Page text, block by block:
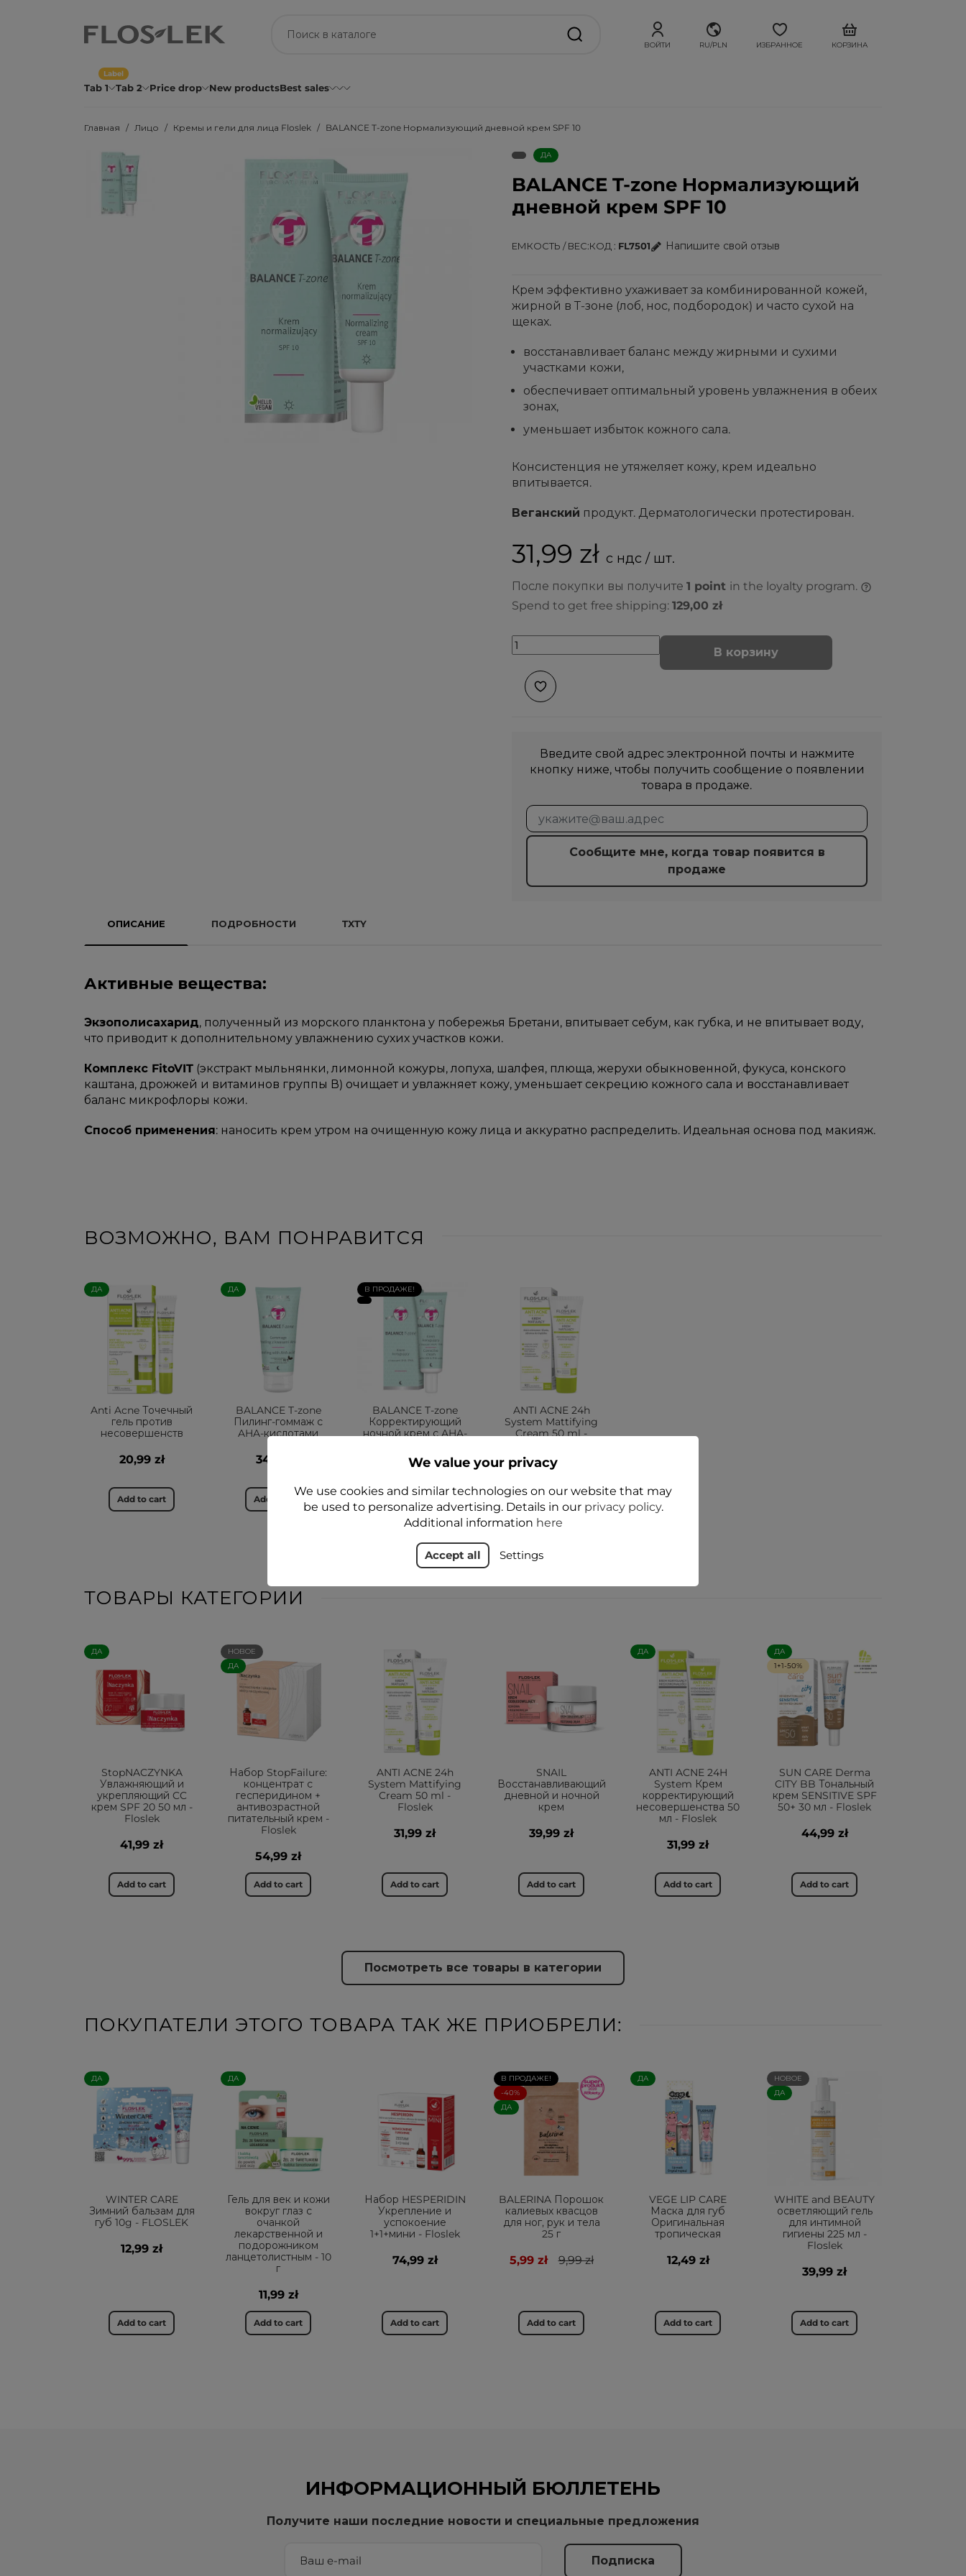
ВОЙТИ RU/PLN ИЗБРАННОЕ КОРЗИНА
Tab 1 Tab 2
Label
Price drop New productsBest sales
Главная Лицо Кремы и гели для лица Floslek BALANCE T-zone Нормализующий дневной крем SPF 10
ДА
BALANCE T-zone Нормализующий
дневной крем SPF 10
ЕМКОСТЬ / ВЕС КОД FL7501 Напишите свой отзыв
Крем эффективно ухаживает за комбинированной кожей,
жирной в Т-зоне (лоб, нос, подбородок) и часто сухой на
щеках.
восстанавливает баланс между жирными и сухими
участками кожи,
обеспечивает оптимальный уровень увлажнения в обеих
зонах,
уменьшает избыток кожного сала.
Консистенция не утяжеляет кожу, крем идеально
впитывается.
Веганский продукт. Дерматологически протестирован.
31,99 zł с ндс / шт.
После покупки вы получите 1 point in the loyalty program.
Spend to get free shipping: 129,00 zł
В корзину
Введите свой адрес электронной почты и нажмите
кнопку ниже, чтобы получить сообщение о появлении
товара в продаже.
Сообщите мне, когда товар появится в
продаже
ОПИСАНИЕ ПОДРОБНОСТИ TXTY
Активные вещества:
Экзополисахарид, полученный из морского планктона у побережья Бретани, впитывает себум, как губка, и не впитывает воду,
что приводит к дополнительному увлажнению сухих участков кожи.
Комплекс FitoVIT (экстракт мыльнянки, лимонной кожуры, лопуха, шалфея, плюща, жерухи обыкновенной, фукуса, конского
каштана, дрожжей и витаминов группы В) очищает и увлажняет кожу, уменьшает секрецию кожного сала и восстанавливает
баланс микрофлоры кожи.
Способ применения: наносить крем утром на очищенную кожу лица и аккуратно распределить. Идеальная основа под макияж.
ВОЗМОЖНО, ВАМ ПОНРАВИТСЯ
ДА
Anti Acne Точечный
гель против
несовершенств
20,99 zł
Add to cart
ДА
BALANCE T-zone
Пилинг-гоммаж с
AHA-кислотами
34,99 zł
Add to cart
В ПРОДАЖЕ!
BALANCE T-zone
Корректирующий
ночной крем с AHA-
31,99 zł
УВЕДОМИТЬ О
НАЛИЧИИ
ANTI ACNE 24h
System Mattifying
Cream 50 ml -
31,99 zł
ТОВАРЫ КАТЕГОРИИ
ДА
StopNACZYNKA
Увлажняющий и
укрепляющий CC
крем SPF 20 50 мл -
Floslek
41,99 zł
Add to cart
НОВОЕ
ДА
Набор StopFailure:
концентрат с
гесперидином +
антивозрастной
питательный крем -
Floslek
54,99 zł
Add to cart
ANTI ACNE 24h
System Mattifying
Cream 50 ml -
Floslek
31,99 zł
Add to cart
SNAIL
Восстанавливающий
дневной и ночной
крем
39,99 zł
Add to cart
ДА
ANTI ACNE 24H
System Крем
корректирующий
несовершенства 50
мл - Floslek
31,99 zł
Add to cart
ДА
1+1-50%
SUN CARE Derma
CITY BB Тональный
крем SENSITIVE SPF
50+ 30 мл - Floslek
44,99 zł
Add to cart
Посмотреть все товары в категории
ПОКУПАТЕЛИ ЭТОГО ТОВАРА ТАК ЖЕ ПРИОБРЕЛИ:
ДА
WINTER CARE
Зимний бальзам для
губ 10g - FLOSLEK
12,99 zł
Add to cart
ДА
Гель для век и кожи
вокруг глаз с
очанкой
лекарственной и
подорожником
ланцетолистным - 10
г
11,99 zł
Add to cart
Набор HESPERIDIN
Укрепление и
успокоение
1+1+мини - Floslek
74,99 zł
Add to cart
В ПРОДАЖЕ!
-40%
ДА
BALERINA Порошок
калиевых квасцов
для ног, рук и тела
25 г
5,99 zł 9,99 zł
Add to cart
ДА
VEGE LIP CARE
Маска для губ
Оригинальная
тропическая
12,49 zł
Add to cart
НОВОЕ
ДА
WHITE and BEAUTY
осветляющий гель
для интимной
гигиены 225 мл -
Floslek
39,99 zł
Add to cart
ИНФОРМАЦИОННЫЙ БЮЛЛЕТЕНЬ
Получите наши последние новости и специальные предложения
We value your privacy
We use cookies and similar technologies on our website that may
be used to personalize advertising. Details in our privacy policy.
Additional information here
Accept all Settings